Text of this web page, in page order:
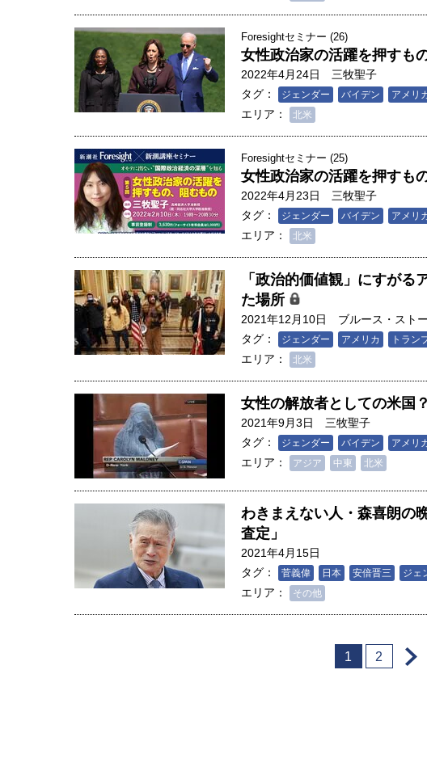
Foresightセミナー (26)
女性政治家の活躍を押すも
2022年4月24日
三牧聖子
タグ：
ジェンダー バイデン アメリ
エリア： 北米
Foresightセミナー (25)
女性政治家の活躍を押すも
2022年4月23日
三牧聖子
タグ：
ジェンダー バイデン アメリ
エリア： 北米
「政治的価値観」にすがる
た場所
2021年12月10日
ブルース・スト
タグ：
ジェンダー アメリカ トラン
エリア： 北米
女性の解放者としての米
2021年9月3日
三牧聖子
タグ：
ジェンダー バイデン アメリ
エリア： アジア 中東 北米
わきまえない人・森喜朗の
査定」
2021年4月15日
タグ：
菅義偉 日本 安倍晋三 ジェ
エリア： その他
1 2